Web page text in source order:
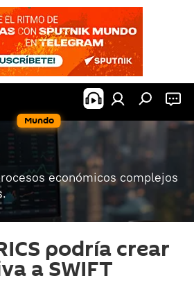
Mundo
económicos complejos
podría crear
a SWIFT